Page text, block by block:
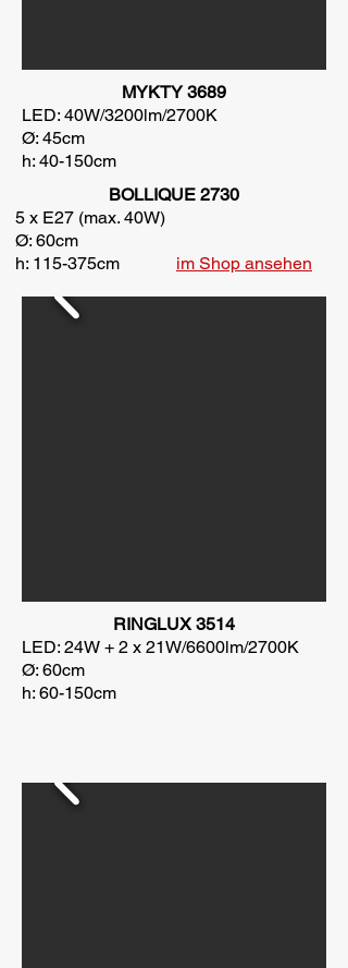
MYKTY 3689
LED: 40W/3200lm/2700K
Ø: 45cm
h: 40-150cm
BOLLIQUE 2730
5 x E27 (max. 40W)
Ø: 60cm
h: 115-375cm im Shop ansehen
RINGLUX 3514
LED: 24W + 2 x 21W/6600lm/2700K
Ø: 60cm
h: 60-150cm